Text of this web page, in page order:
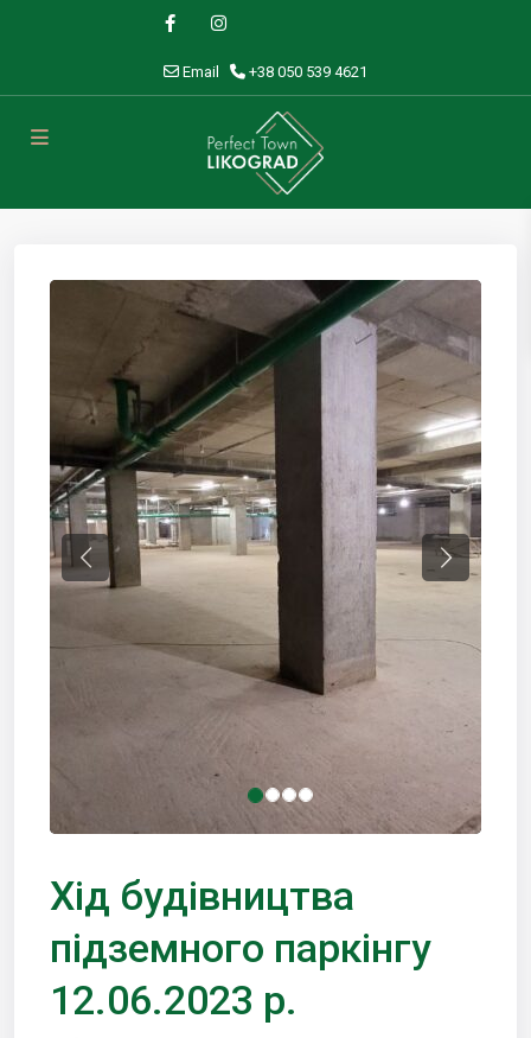
Email +38 050 539 4621
Previous Next
Хід будівництва
підземного паркінгу
12.06.2023 р.